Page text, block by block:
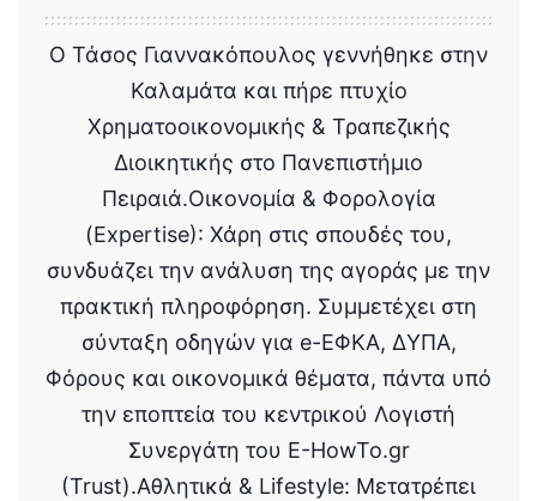
Ο Τάσος Γιαννακόπουλος γεννήθηκε στην
Καλαμάτα και πήρε πτυχίο
Χρηματοοικονομικής & Τραπεζικής
Διοικητικής στο Πανεπιστήμιο
Πειραιά.Οικονομία & Φορολογία
(Expertise): Χάρη στις σπουδές του,
συνδυάζει την ανάλυση της αγοράς με την
πρακτική πληροφόρηση. Συμμετέχει στη
σύνταξη οδηγών για e-ΕΦΚΑ, ΔΥΠΑ,
Φόρους και οικονομικά θέματα, πάντα υπό
την εποπτεία του κεντρικού Λογιστή
Συνεργάτη του E-HowTo.gr
(Trust).Αθλητικά & Lifestyle: Μετατρέπει